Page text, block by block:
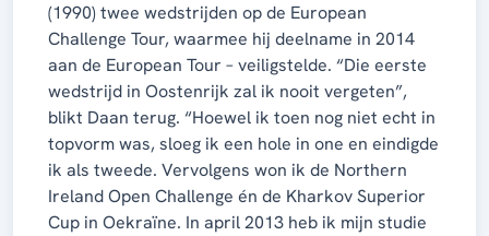
(1990) twee wedstrijden op de European
Challenge Tour, waarmee hij deelname in 2014
aan de European Tour – veiligstelde. “Die eerste
wedstrijd in Oostenrijk zal ik nooit vergeten”,
blikt Daan terug. “Hoewel ik toen nog niet echt in
topvorm was, sloeg ik een hole in one en eindigde
ik als tweede. Vervolgens won ik de Northern
Ireland Open Challenge én de Kharkov Superior
Cup in Oekraïne. In april 2013 heb ik mijn studie